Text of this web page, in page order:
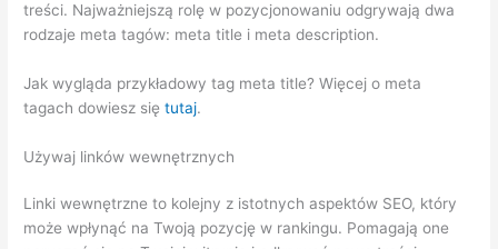
treści. Najważniejszą rolę w pozycjonowaniu odgrywają dwa
rodzaje meta tagów: meta title i meta description.
Jak wygląda przykładowy tag meta title? Więcej o meta
tagach dowiesz siętutaj.
Używaj linków wewnętrznych
Linki wewnętrzne to kolejny z istotnych aspektów SEO, który
może wpłynąć na Twoją pozycję w rankingu. Pomagają one